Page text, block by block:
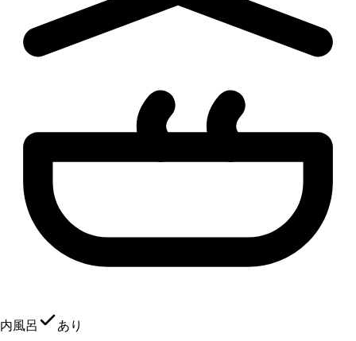
内風呂 あり